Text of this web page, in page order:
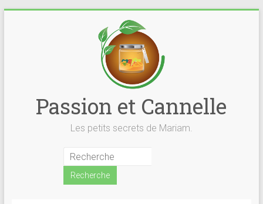
Passion et Cannelle
Les petits secrets de Mariam.